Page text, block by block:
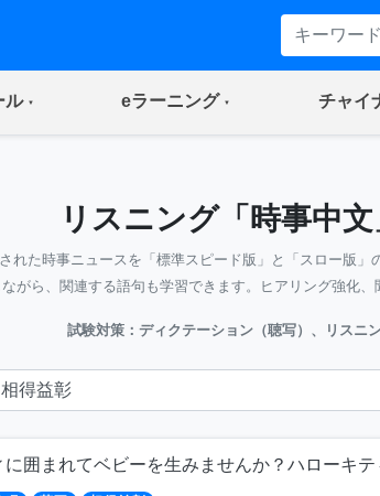
ル(current) eラーニング(current) チャイ
リスニング「時事中文
れた時事ニュースを「標準スピード版」と「スロー版」
がら、関連する語句も学習できます。ヒアリング強化
試験対策：ディクテーション（聴写）、リスニ
囲まれてベビーを生みませんか？ハローキテ